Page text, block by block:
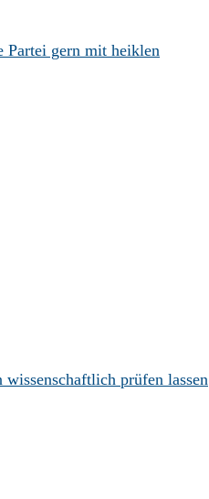
Partei gern mit heiklen
prüfen lassen